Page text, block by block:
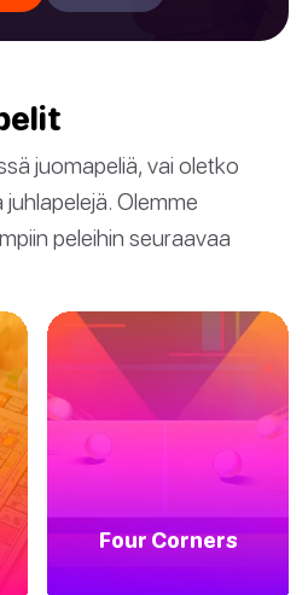
juomapeliä, vai oletko
Olemme
peleihin seuraavaa
Four Corners